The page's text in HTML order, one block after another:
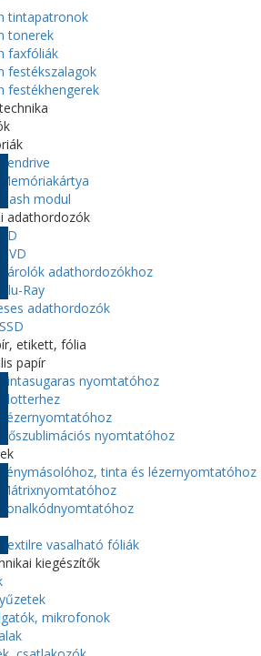
tintapatronok
tonerek
faxfóliák
festékszalagok
festékhengerek
Pendrive
Memóriakártya
Flash modul
adathordozók
CD
DVD
Tárolók adathordozókhoz
Blu-Ray
adathordozók
etikett, fólia
papír
Tintasugaras nyomtatóhoz
Plotterhez
Lézernyomtatóhoz
Hőszublimációs nyomtatóhoz
Fénymásolóhoz, tinta és lézernyomtatóhoz
Mátrixnyomtatóhoz
Vonalkódnyomtatóhoz
Textilre vasalható fóliák
kiegészítők
mikrofonok